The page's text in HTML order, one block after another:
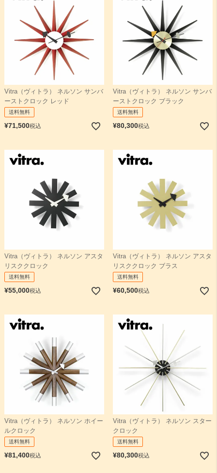
Vitra（ヴィトラ） ネルソン サンバ
ーストクロック レッド
送料無料
¥71,500税込
Vitra（ヴィトラ） ネルソン サンバ
ーストクロック ブラック
送料無料
¥80,300税込
Vitra（ヴィトラ） ネルソン アスタ
リスククロック
送料無料
¥55,000税込
Vitra（ヴィトラ） ネルソン アスタ
リスククロック ブラス
送料無料
¥60,500税込
Vitra（ヴィトラ） ネルソン ホイー
ルクロック
送料無料
¥81,400税込
Vitra（ヴィトラ） ネルソン スター
クロック
送料無料
¥80,300税込